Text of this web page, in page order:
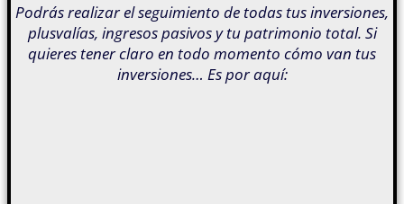
Podrás realizar el seguimiento de todas tus inversiones,
plusvalías, ingresos pasivos y tu patrimonio total. Si
quieres tener claro en todo momento cómo van tus
inversiones… Es por aquí: